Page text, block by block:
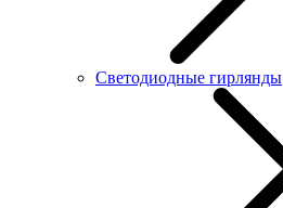
Светодиодные гирлянды